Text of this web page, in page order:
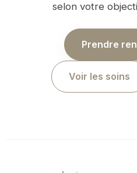
selon votre
Prendre
Voir les soins